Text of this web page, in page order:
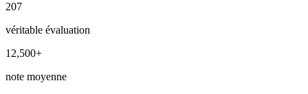
207
véritable évaluation
12,500+
note moyenne